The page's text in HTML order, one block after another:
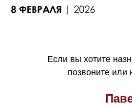
Если вы хотите
позвоните